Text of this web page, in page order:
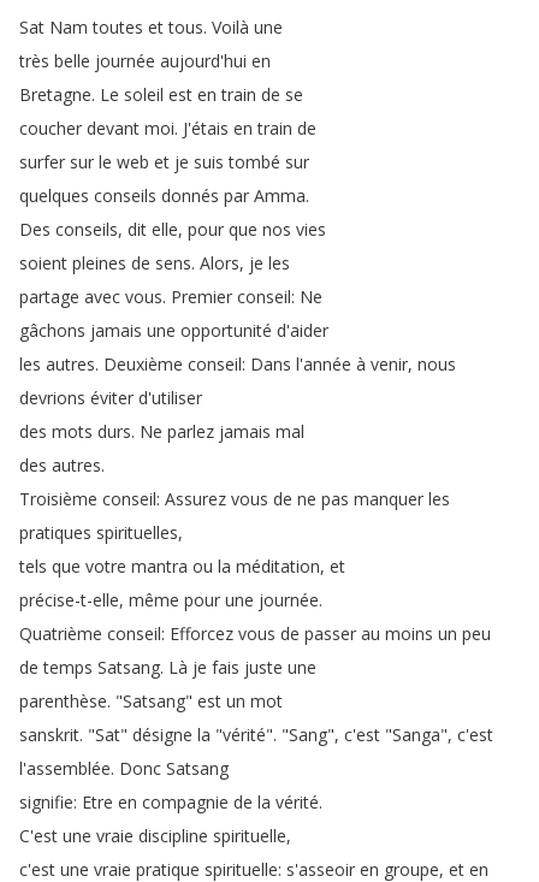
Sat Nam toutes et tous. Voilà une
très belle journée aujourd'hui en
Bretagne. Le soleil est en train de se
coucher devant moi. J'étais en train de
surfer sur le web et je suis tombé sur
quelques conseils donnés par Amma.
Des conseils, dit elle, pour que nos vies
soient pleines de sens. Alors, je les
partage avec vous. Premier conseil: Ne
gâchons jamais une opportunité d'aider
les autres. Deuxième conseil: Dans l'année à venir, nous
devrions éviter d'utiliser
des mots durs. Ne parlez jamais mal
des autres.
Troisième conseil: Assurez vous de ne pas manquer les
pratiques spirituelles,
tels que votre mantra ou la méditation, et
précise-t-elle, même pour une journée.
Quatrième conseil: Efforcez vous de passer au moins un peu
de temps Satsang. Là je fais juste une
parenthèse. "Satsang" est un mot
sanskrit. "Sat" désigne la "vérité". "Sang", c'est "Sanga", c'est
l'assemblée. Donc Satsang
signifie: Etre en compagnie de la vérité.
C'est une vraie discipline spirituelle,
c'est une vraie pratique spirituelle: s'asseoir en groupe, et en